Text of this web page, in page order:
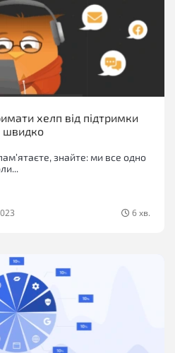
хелп від підтримки
швидко
знайте: ми все одно
6 хв.